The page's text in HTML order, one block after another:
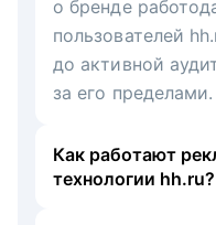
о бренде
пользователей
до активной
за его пределами.
Как работают
технологии hh.ru?